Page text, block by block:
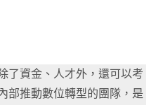
了資金、人才外，還可以考
部推動數位轉型的團隊，是